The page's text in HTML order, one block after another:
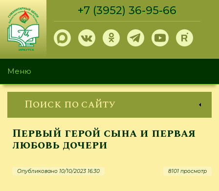
Перейти
основному
содержанию
+7 (3952) 36-95-66
Меню
Поиск по сайту
Первый герой сына и первая
любовь дочери
Опубликовано 10/10/2023 16:30 8101 просмотр